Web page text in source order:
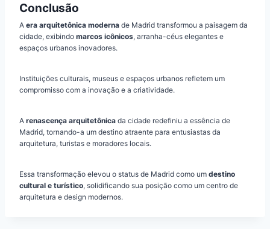
Conclusão
A era arquitetônica moderna de Madrid transformou a paisagem da
cidade, exibindo marcos icônicos, arranha-céus elegantes e
espaços urbanos inovadores.
Instituições culturais, museus e espaços urbanos refletem um
compromisso com a inovação e a criatividade.
A renascença arquitetônica da cidade redefiniu a essência de
Madrid, tornando-a um destino atraente para entusiastas da
arquitetura, turistas e moradores locais.
Essa transformação elevou o status de Madrid como um destino
cultural e turístico, solidificando sua posição como um centro de
arquitetura e design modernos.